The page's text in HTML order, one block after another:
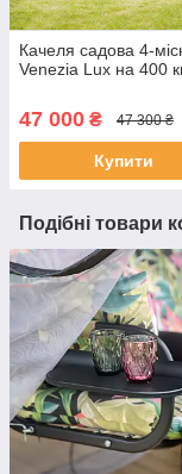
Качеля садова 4-
Venezia Lux на 400
47 000 ₴ 47 300 ₴
Купити
Подібні товари